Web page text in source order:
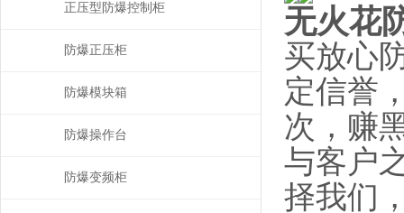
无火花
买放心
定信誉
次，赚
与客户
择我们
正压型防爆控制柜
防爆正压柜
防爆模块箱
防爆操作台
防爆变频柜